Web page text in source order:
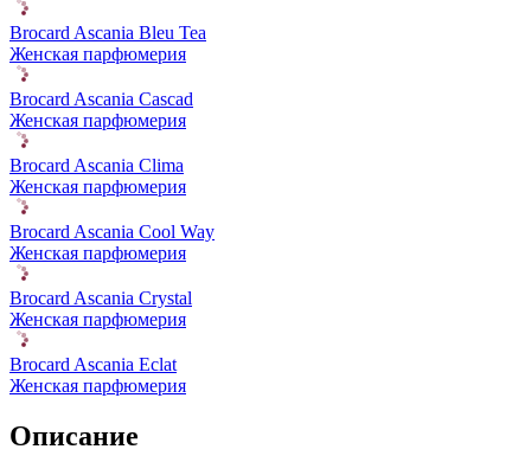
Brocard Ascania Bleu Tea
Женская парфюмерия
Brocard Ascania Cascad
Женская парфюмерия
Brocard Ascania Clima
Женская парфюмерия
Brocard Ascania Cool Way
Женская парфюмерия
Brocard Ascania Crystal
Женская парфюмерия
Brocard Ascania Eclat
Женская парфюмерия
Описание